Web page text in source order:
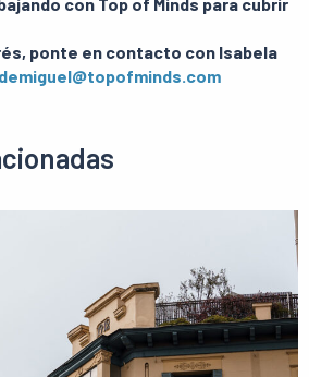
ponte en contacto con Isabela